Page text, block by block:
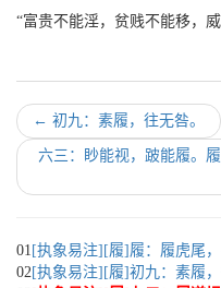
“富贵不能淫，贫贱不能移，威
← 初九：素履，往无咎。
六三：眇能视，跛能履。
01 [执象易注][履]履：履虎尾，
02[执象易注][履]初九：素履，